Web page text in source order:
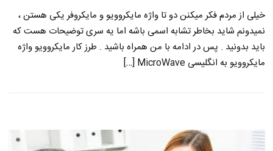
خیلی از مردم فکر میکنن دو تا واژه مایکروویو و مایکروفر یکی هستن ،
نمیدونم شاید بخاطر تشابه اسمی باشه اما یه سری توضیحات هست که
باید بدونید . پس در ادامه با من همراه باشید . طرز کار مایکروویو واژه
مایکروویو به انگلیسی MicroWave […]